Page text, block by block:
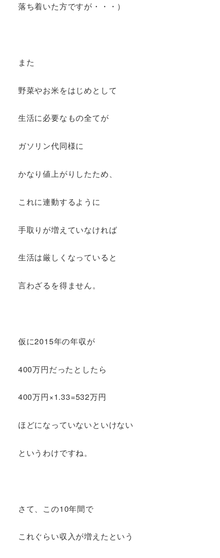
落ち着いた方ですが・・・）
また
野菜やお米をはじめとして
生活に必要なもの全てが
ガソリン代同様に
かなり値上がりしたため、
これに連動するように
手取りが増えていなければ
生活は厳しくなっていると
言わざるを得ません。
仮に2015年の年収が
400万円だったとしたら
400万円×1.33=532万円
ほどになっていないといけない
というわけですね。
さて、この10年間で
これぐらい収入が増えたという